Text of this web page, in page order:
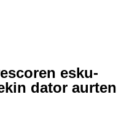
esku-
dator aurten